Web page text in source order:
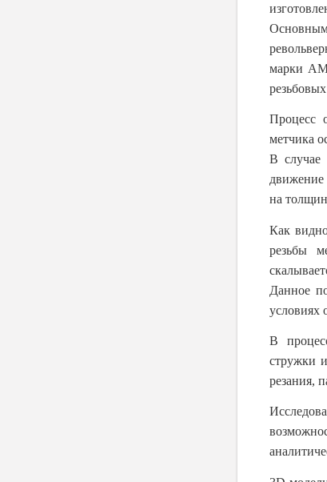
марки
Процесс
метчика
В случае
на
Как
резьбы
Данное
условиях
В
стружки
резания,